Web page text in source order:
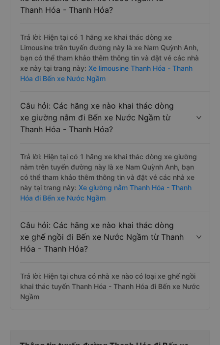
Thanh Hóa - Thanh Hóa?
Trả lời: Hiện tại có 1 hãng xe khai thác dòng xe
Limousine trên tuyến đường này là xe Nam Quỳnh Anh,
bạn có thể tham khảo thêm thông tin và đặt vé các nhà
xe này tại trang này: Xe limousine Thanh Hóa - Thanh
Hóa đi Bến xe Nước Ngầm
Câu hỏi: Các hãng xe nào khai thác dòng
xe giường nằm đi Bến xe Nước Ngầm từ
Thanh Hóa - Thanh Hóa?
Trả lời: Hiện tại có 1 hãng xe khai thác dòng xe giường
nằm trên tuyến đường này là xe Nam Quỳnh Anh, bạn
có thể tham khảo thêm thông tin và đặt vé các nhà xe
này tại trang này: Xe giường nằm Thanh Hóa - Thanh
Hóa đi Bến xe Nước Ngầm
Câu hỏi: Các hãng xe nào khai thác dòng
xe ghế ngồi đi Bến xe Nước Ngầm từ Thanh
Hóa - Thanh Hóa?
Trả lời: Hiện tại chưa có nhà xe nào có loại xe ghế ngồi
khai thác tuyến Thanh Hóa - Thanh Hóa đi Bến xe Nước
Ngầm